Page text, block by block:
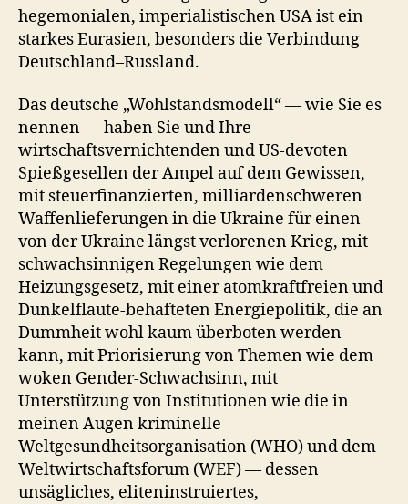
hegemonialen, imperialistischen USA ist ein
starkes Eurasien, besonders die Verbindung
Deutschland–Russland.
Das deutsche „Wohlstandsmodell“ — wie Sie es
nennen — haben Sie und Ihre
wirtschaftsvernichtenden und US-devoten
Spießgesellen der Ampel auf dem Gewissen,
mit steuerfinanzierten, milliardenschweren
Waffenlieferungen in die Ukraine für einen
von der Ukraine längst verlorenen Krieg, mit
schwachsinnigen Regelungen wie dem
Heizungsgesetz, mit einer atomkraftfreien und
Dunkelflaute-behafteten Energiepolitik, die an
Dummheit wohl kaum überboten werden
kann, mit Priorisierung von Themen wie dem
woken Gender-Schwachsinn, mit
Unterstützung von Institutionen wie die in
meinen Augen kriminelle
Weltgesundheitsorganisation (WHO) und dem
Weltwirtschaftsforum (WEF) — dessen
unsägliches, eliteninstruiertes,